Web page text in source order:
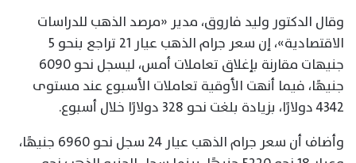
وقال الدكتور وليد فاروق، مدير «مرصد الذهب للدراسات
الاقتصادية»، إن سعر جرام الذهب عيار 21 تراجع بنحو 5
جنيهات مقارنة بإغلاق تعاملات أمس، ليسجل نحو 6090
جنيهًا، فيما أنهت الأوقية تعاملات الأسبوع عند مستوى
4342 دولارًا، بزيادة بلغت نحو 328 دولارًا خلال أسبوع.
وأضاف أن سعر جرام الذهب عيار 24 سجل نحو 6960 جنيهًا،